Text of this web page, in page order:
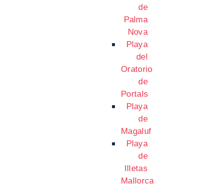
de
Palma
Nova
Playa
del
Oratorio
de
Portals
Playa
de
Magaluf
Playa
de
Illetas
Mallorca